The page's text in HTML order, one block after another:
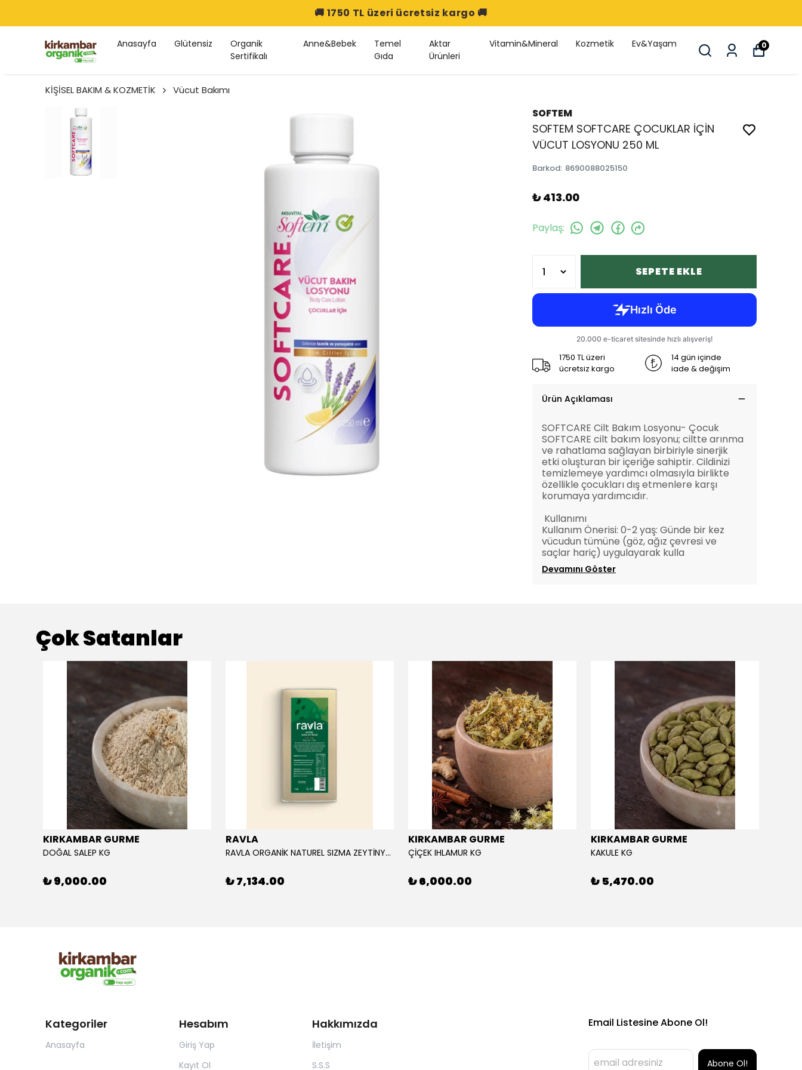
🚚 1750 TL üzeri ücretsiz kargo 🚚
Anasayfa Glütensiz
Organik
Sertifikalı
Anne&Bebek
Temel
Gıda
Aktar
Ürünleri
Vitamin&Mineral Kozmetik Ev&Yaşam 0
KİŞİSEL BAKIM & KOZMETİK Vücut Bakımı
SOFTEM
SOFTEM SOFTCARE ÇOCUKLAR İÇİN
VÜCUT LOSYONU 250 ML
Barkod: 8690088025150
₺ 413.00
Paylaş:
SEPETE EKLE
1750 TL üzeri
ücretsiz kargo
14 gün içinde
iade & değişim
Ürün Açıklaması
SOFTCARE Cilt Bakım Losyonu- Çocuk
SOFTCARE cilt bakım losyonu; ciltte arınma
ve rahatlama sağlayan birbiriyle sinerjik
etki oluşturan bir içeriğe sahiptir. Cildinizi
temizlemeye yardımcı olmasıyla birlikte
özellikle çocukları dış etmenlere karşı
korumaya yardımcıdır.
Kullanımı
Kullanım Önerisi: 0-2 yaş: Günde bir kez
vücudun tümüne (göz, ağız çevresi ve
saçlar hariç) uygulayarak kulla
Devamını Göster
Çok Satanlar
KIRKAMBAR GURME
DOĞAL SALEP KG
₺ 9,000.00
RAVLA
RAVLA ORGANİK NATUREL SIZMA ZEYTİNYAĞI 5L
₺ 7,134.00
KIRKAMBAR GURME
ÇİÇEK IHLAMUR KG
₺ 6,000.00
KIRKAMBAR GURME
KAKULE KG
₺ 5,470.00
Kategoriler
Anasayfa
Hesabım
Giriş Yap
Kayıt Ol
Hakkımızda
İletişim
S.S.S
Email Listesine Abone Ol!
Abone Ol!